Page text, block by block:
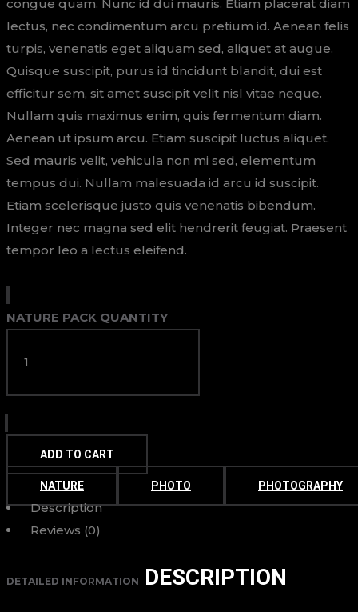
congue quam. Nunc id dui mauris. Etiam placerat diam
lectus, nec condimentum arcu pretium id. Aenean felis
turpis, venenatis eget aliquam sed, aliquet at augue.
Quisque suscipit, purus id tincidunt blandit, dui est
efficitur sem, sit amet suscipit velit nisl vitae neque.
Nullam quis maximus enim, quis fermentum diam.
Aenean ut ipsum arcu. Etiam suscipit luctus aliquet.
Sed mauris velit, vehicula non mi sed, elementum
tempus dui. Nullam malesuada id arcu id suscipit.
Etiam scelerisque justo quis venenatis bibendum.
Integer nec magna sed elit hendrerit feugiat. Praesent
tempor leo a lectus eleifend.
NATURE PACK QUANTITY
ADD TO CART
NATURE PHOTO PHOTOGRAPHY
Description
Reviews (0)
DETAILED INFORMATION DESCRIPTION